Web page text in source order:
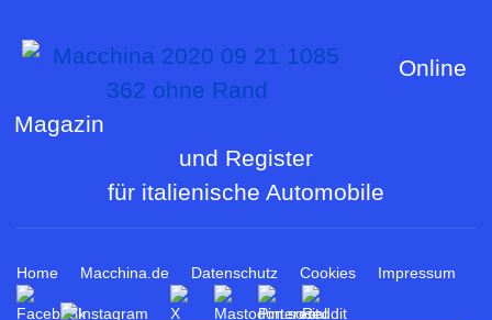
Online
Magazin
und Register
für italienische Automobile
Home Macchina.de Datenschutz Cookies Impressum